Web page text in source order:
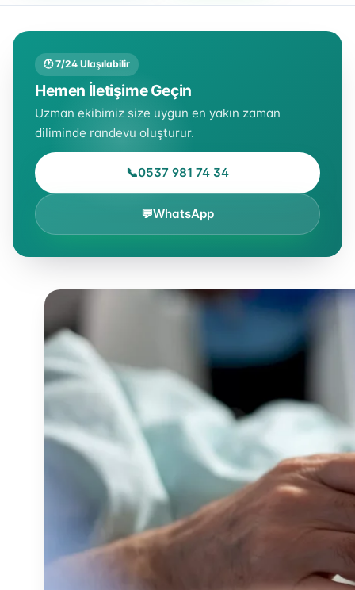
🕐 7/24 Ulaşılabilir
Hemen İletişime Geçin
Uzman ekibimiz size uygun en yakın zaman
diliminde randevu oluşturur.
📞0537 981 74 34
💬WhatsApp